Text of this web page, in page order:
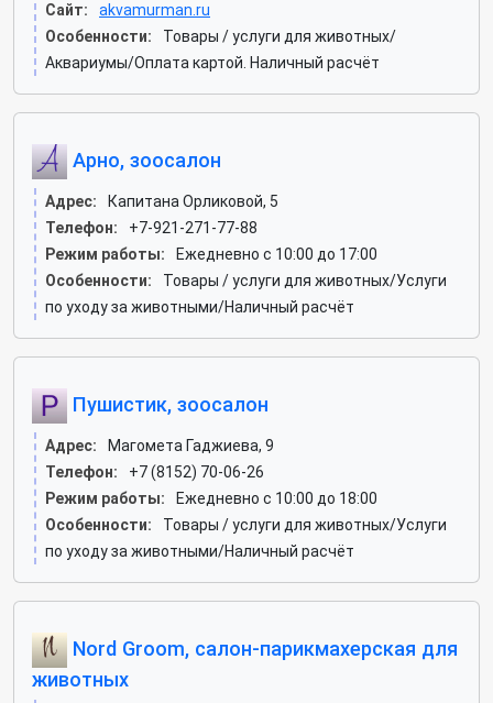
Сайт:
akvamurman.ru
Особенности:
Товары / услуги для животных/
Аквариумы/Оплата картой. Наличный расчёт
Арно, зоосалон
Адрес:
Капитана Орликовой, 5
Телефон:
+7-921-271-77-88
Режим работы:
Ежедневно с 10:00 до 17:00
Особенности:
Товары / услуги для животных/Услуги
по уходу за животными/Наличный расчёт
Пушистик, зоосалон
Адрес:
Магомета Гаджиева, 9
Телефон:
+7 (8152) 70-06-26
Режим работы:
Ежедневно с 10:00 до 18:00
Особенности:
Товары / услуги для животных/Услуги
по уходу за животными/Наличный расчёт
Nord Groom, салон-парикмахерская для
животных